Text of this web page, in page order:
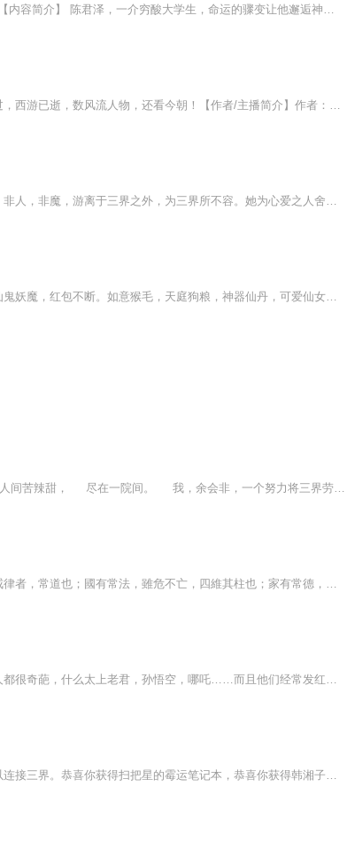
日更5集，不定期爆更！订阅可以收到更新提醒哦~ 【内容简介】 陈君泽，一介穷酸大学生，命运的骤变让他邂逅神仙微信群。意外获得神秘符箓与丹药，修仙之旅就此开启。在凡尘与仙界的碰撞中，他既要守护自身立足之地，又需抵御凡尘诱惑。修炼路上，他智勇双...
【内容简介】道前三叩首，唯愿长生不朽！封神已过，西游已逝，数风流人物，还看今朝！【作者/主播简介】作者：八景宫灯，网络小说作家。主播：千烨文【购买须知】1、部分集数可免费试听，具体以专辑播放页为准。2、版权归原作者所有，严禁翻录成任何形式，...
【内容简介】她曾是妖，是人，是魔；但最后非妖，非人，非魔，游离于三界之外，为三界所不容。她为心爱之人舍妖灵成人，甘愿为妾，但最终却被丈夫抛弃，被正妻逼的坠入百鬼潭，忍受焚心蚀骨之痛。十年沉睡，芳眸重启，已物是人非，她忘却一切，成为魔族少...
【内容简介】加入三界红包群，改变了我的人生！仙鬼妖魔，红包不断。如意猴毛，天庭狗粮，神器仙丹，可爱仙女……全都要！【作者/主播简介】作者：唐朝，网络小说作家。主播：多为，声音的传达者。从事主持行业10年的光景！播讲风格风趣幽默演播作品《三界...
坟头开民宿， 前院住凡人， 后院关仙神。 人间苦辣甜， 尽在一院间。 我，余会非，一个努力将三界劳改局打造成女仙聊天俱乐部的男人…… 黄粱出品，搞笑为主。
聖人慈語天有常度，地有常形，君子有常行，良心戒律者，常道也；國有常法，雖危不亡，四維其柱也；家有常德，雖困不窮，勤儉其本也；士有常行，雖艱不敗，道德其資也；非學無以治身，非禮無以輔德。是以：父母有疾，知其不可治，焉有不下藥治理，孝子也；...
她是丑女学霸，一次意外加入一个红包群，群里的人都很奇葩，什么太上老君，孙悟空，哪吒……而且他们经常发红包，但是里面不是钱，而是法宝噢！！！！
【内容简介】高中生陆平，手机变异，微信竟然可以连接三界。恭喜你获得扫把星的霉运笔记本，恭喜你获得韩湘子的音乐秘籍，恭喜你获得牛头的捉鬼神符，恭喜你获得太阳神阿波罗的美男子手镯。变成了高富帅，陆平的生活彻底改变，有嫦娥姐姐求他美容，有牡丹...